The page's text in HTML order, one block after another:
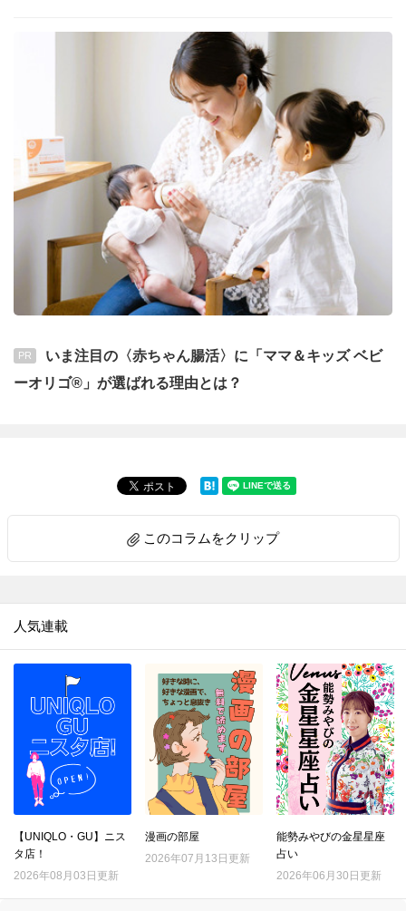
PR
いま注目の〈赤ちゃん腸活〉に「ママ＆キッズ ベビ
ーオリゴ®」が選ばれる理由とは？
このコラムをクリップ
人気連載
【UNIQLO・GU】ニス
タ店！
2026年08月03日更新
漫画の部屋
2026年07月13日更新
能勢みやびの金星星座
占い
2026年06月30日更新